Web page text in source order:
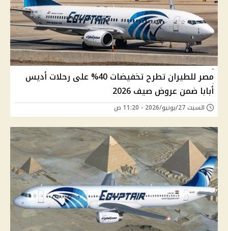
مصر للطيران تطرح تخفيضات 40% على رحلات أديس
أبابا ضمن عروض صيف 2026
السبت 27/يونيو/2026 - 11:20 ص